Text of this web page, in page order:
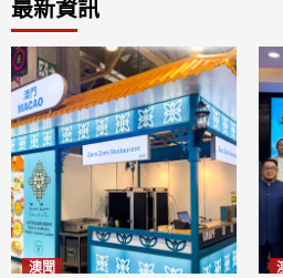
最新資訊
澳聞